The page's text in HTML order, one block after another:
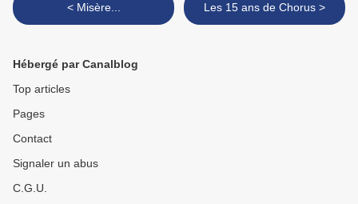
< Misère... Les 15 ans de Chorus >
Hébergé par Canalblog
Top articles
Pages
Contact
Signaler un abus
C.G.U.